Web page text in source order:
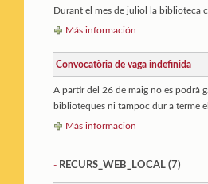
Durant el mes de juliol la biblioteca
Más información
Convocatòria de vaga indefinida
A partir del 26 de maig no es podrà
biblioteques ni tampoc dur a terme
Más información
- RECURS_WEB_LOCAL (7)